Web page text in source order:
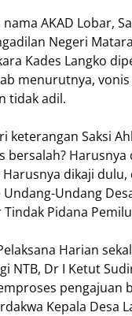
AKAD Lobar,
Negeri
Kades Langko
menurutnya,
tidak adil.
keterangan Saksi
bersalah?
dikaji dulu,
Undang
Pidana
Harian
NTB, Dr I Ketut
pengajuan
Kepala Desa